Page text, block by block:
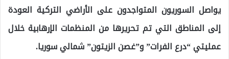
يواصل السوريون المتواجدون على الأراضي التركية العودة
إلى المناطق التي تم تحريرها من المنظمات الإرهابية خلال
عمليتي “درع الفرات” و”غصن الزيتون” شمالي سوريا.